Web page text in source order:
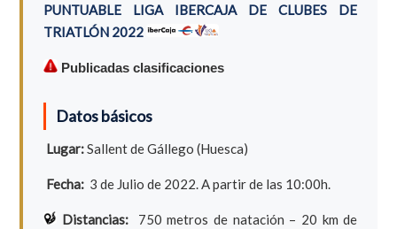
PUNTUABLE LIGA IBERCAJA DE CLUBES DE
TRIATLÓN 2022
Publicadas clasificaciones
Datos básicos
Lugar:Sallent de Gállego (Huesca)
Fecha: 3 de Julio de 2022. A partir de las 10:00h.
Distancias: 750 metros de natación – 20 km de